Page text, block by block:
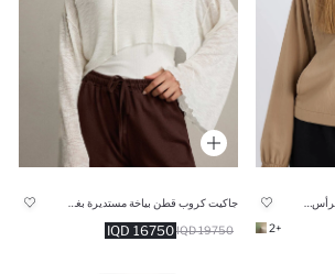
+2
16750 IQD 19750 IQD